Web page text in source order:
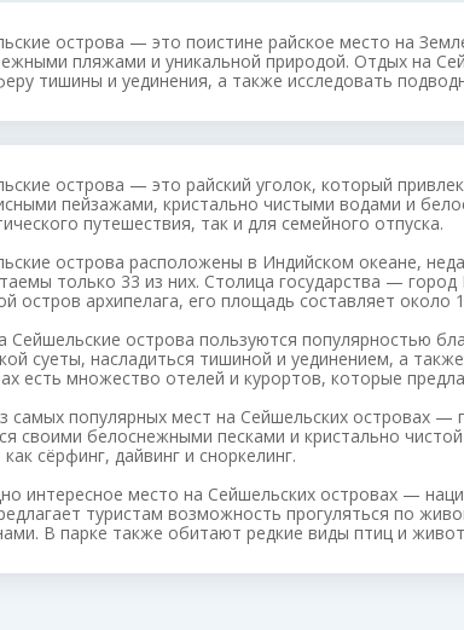
острова — это поистине райское место на
пляжами и уникальной природой. Отдых на
тишины и уединения, а также исследовать
острова — это райский уголок, который
пейзажами, кристально чистыми водами и
путешествия, так и для семейного отпуска.
острова расположены в Индийском океане,
только 33 из них. Столица государства —
остров архипелага, его площадь составляет около
Сейшельские острова пользуются популярностью
суеты, насладиться тишиной и уединением, а
есть множество отелей и курортов, которые
самых популярных мест на Сейшельских островах
своими белоснежными песками и кристально
сёрфинг, дайвинг и сноркелинг.
интересное место на Сейшельских островах —
туристам возможность прогуляться по
В парке также обитают редкие виды птиц и